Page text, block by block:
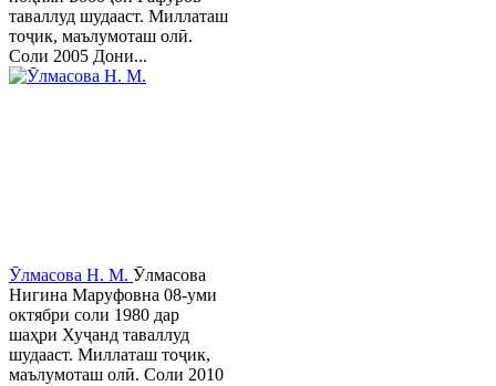
таваллуд шудааст. Миллаташ
тоҷик, маълумоташ олӣ.
Соли 2005 Дони...
Ӯлмасова Н. М. Ӯлмасова
Нигина Маруфовна 08-уми
октябри соли 1980 дар
шаҳри Хуҷанд таваллуд
шудааст. Миллаташ тоҷик,
маълумоташ олӣ. Соли 2010